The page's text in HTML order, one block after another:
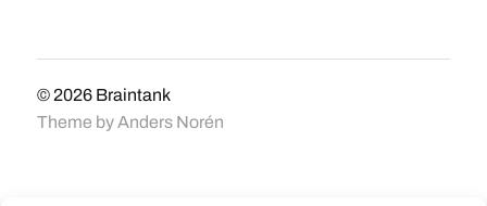
© 2026 Braintank
Theme byAnders Norén